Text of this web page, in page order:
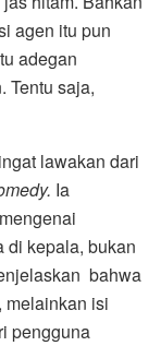
agen itu pun
adegan
Tentu saja,
lawakan dari
Ia
di kepala, bukan
bahwa
melainkan isi
pengguna